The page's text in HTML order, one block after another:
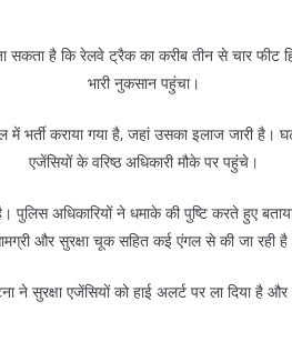
सकता है कि रेलवे ट्रैक का करीब तीन से चार
भारी नुकसान पहुंचा।
भर्ती कराया गया है, जहां उसका इलाज जारी है।
एजेंसियों के वरिष्ठ अधिकारी मौके पर पहुंचे।
पुलिस अधिकारियों ने धमाके की पुष्टि करते हुए
और सुरक्षा चूक सहित कई एंगल से की जा रही
सुरक्षा एजेंसियों को हाई अलर्ट पर ला दिया है और